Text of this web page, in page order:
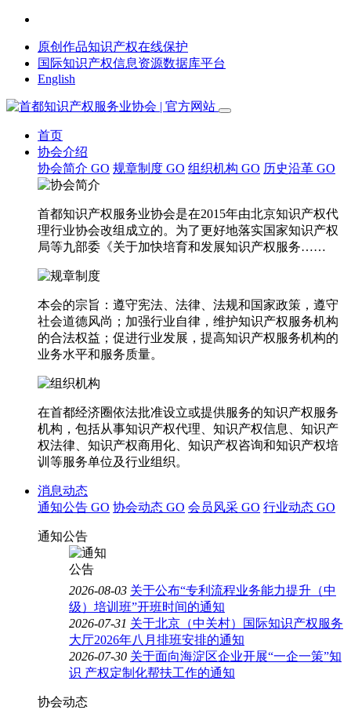
原创作品知识产权在线保护
国际知识产权信息资源数据库平台
English
首页
协会介绍
协会简介 GO 规章制度 GO 组织机构 GO 历史沿革 GO
首都知识产权服务业协会是在2015年由北京知识产权代
理行业协会改组成立的。为了更好地落实国家知识产权
局等九部委《关于加快培育和发展知识产权服务……
本会的宗旨：遵守宪法、法律、法规和国家政策，遵守
社会道德风尚；加强行业自律，维护知识产权服务机构
的合法权益；促进行业发展，提高知识产权服务机构的
业务水平和服务质量。
在首都经济圈依法批准设立或提供服务的知识产权服务
机构，包括从事知识产权代理、知识产权信息、知识产
权法律、知识产权商用化、知识产权咨询和知识产权培
训等服务单位及行业组织。
消息动态
通知公告 GO 协会动态 GO 会员风采 GO 行业动态 GO
通知公告
2026-08-03 关于公布“专利流程业务能力提升（中
级）培训班”开班时间的通知
2026-07-31 关于北京（中关村）国际知识产权服务
大厅2026年八月排班安排的通知
2026-07-30 关于面向海淀区企业开展“一企一策”知
识 产权定制化帮扶工作的通知
协会动态